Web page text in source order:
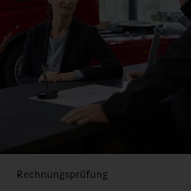
Rechnungsprüfung